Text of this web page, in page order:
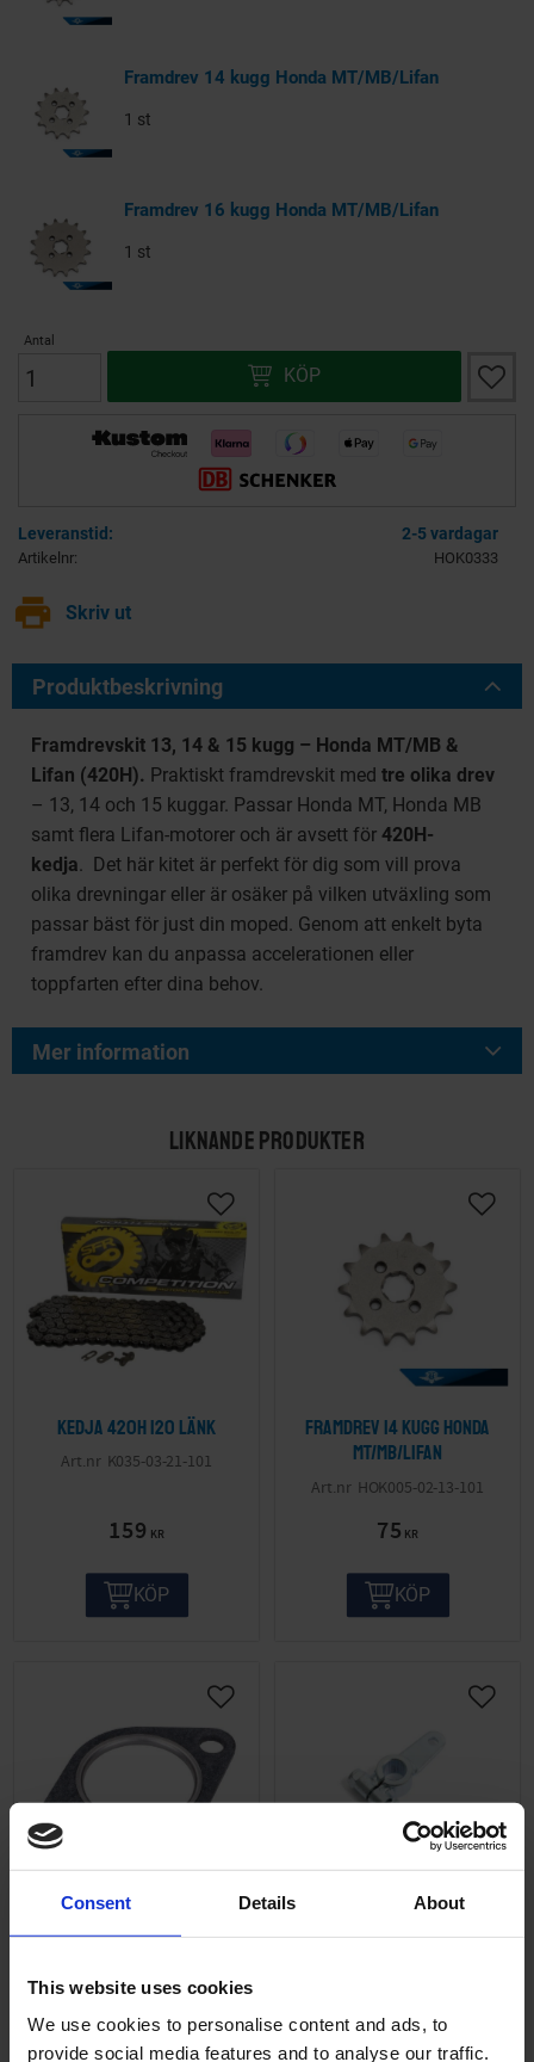
Consent Details About
This website uses cookies
We use cookies to personalise content and ads, to
provide social media features and to analyse our traffic.
Framdrev 14 kugg Honda MT/MB/Lifan
1 st
Framdrev 16 kugg Honda MT/MB/Lifan
1 st
Antal
KÖP Lägg
2-5 vardagar
Artikelnr HOK0333
print Skriv ut
Produktbeskrivning
Framdrevskit 13, 14 & 15 kugg – Honda MT/MB &
Lifan (420H). Praktiskt framdrevskit med tre olika drev
– 13, 14 och 15 kuggar. Passar Honda MT, Honda MB
samt flera Lifan-motorer och är avsett för 420H-
kedja. Det här kitet är perfekt för dig som vill prova
olika drevningar eller är osäker på vilken utväxling som
passar bäst för just din moped. Genom att enkelt byta
framdrev kan du anpassa accelerationen eller
toppfarten efter dina behov.
Mer information
LIKNANDE PRODUKTER
Kedja 420H 120 länk
K035-03-21-101
159 KR
KÖP
Framdrev 14 kugg Honda
MT/MB/Lifan
HOK005-02-13-101
75 KR
KÖP
Puch/Tomos mfl. 27mm
33939-
25KR
Flakmoped 1189
295KR